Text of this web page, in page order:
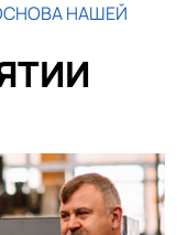
НАШЕЙ